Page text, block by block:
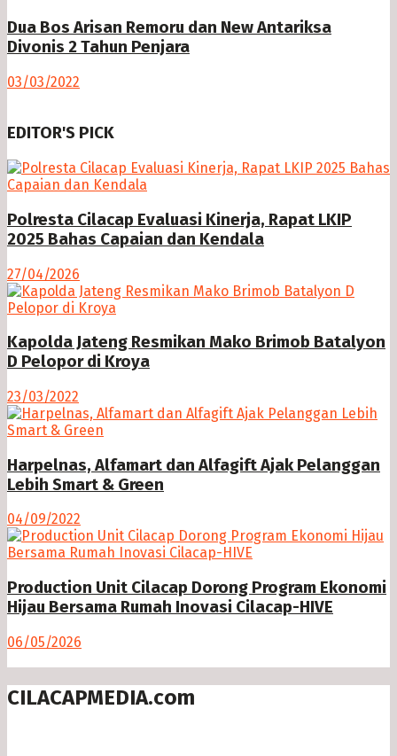
Dua Bos Arisan Remoru dan New Antariksa
Divonis 2 Tahun Penjara
03/03/2022
EDITOR'S PICK
Polresta Cilacap Evaluasi Kinerja, Rapat LKIP
2025 Bahas Capaian dan Kendala
27/04/2026
Kapolda Jateng Resmikan Mako Brimob Batalyon
D Pelopor di Kroya
23/03/2022
Harpelnas, Alfamart dan Alfagift Ajak Pelanggan
Lebih Smart & Green
04/09/2022
Production Unit Cilacap Dorong Program Ekonomi
Hijau Bersama Rumah Inovasi Cilacap-HIVE
06/05/2026
CILACAPMEDIA.com